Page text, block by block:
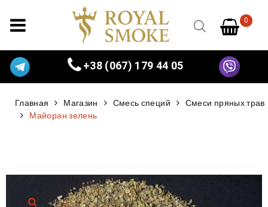
0
+38 (067) 179 44 05
Главная Магазин Смесь специй
Смеси пряных трав
Майоран зелень